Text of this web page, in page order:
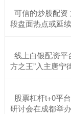
可信的炒股配资
段盘面热点或延
线上白银配资平
方之王”入主唐宁
股票杠杆t+0平
研讨会在成都举办